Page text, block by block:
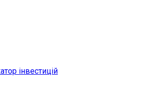
інвестицій